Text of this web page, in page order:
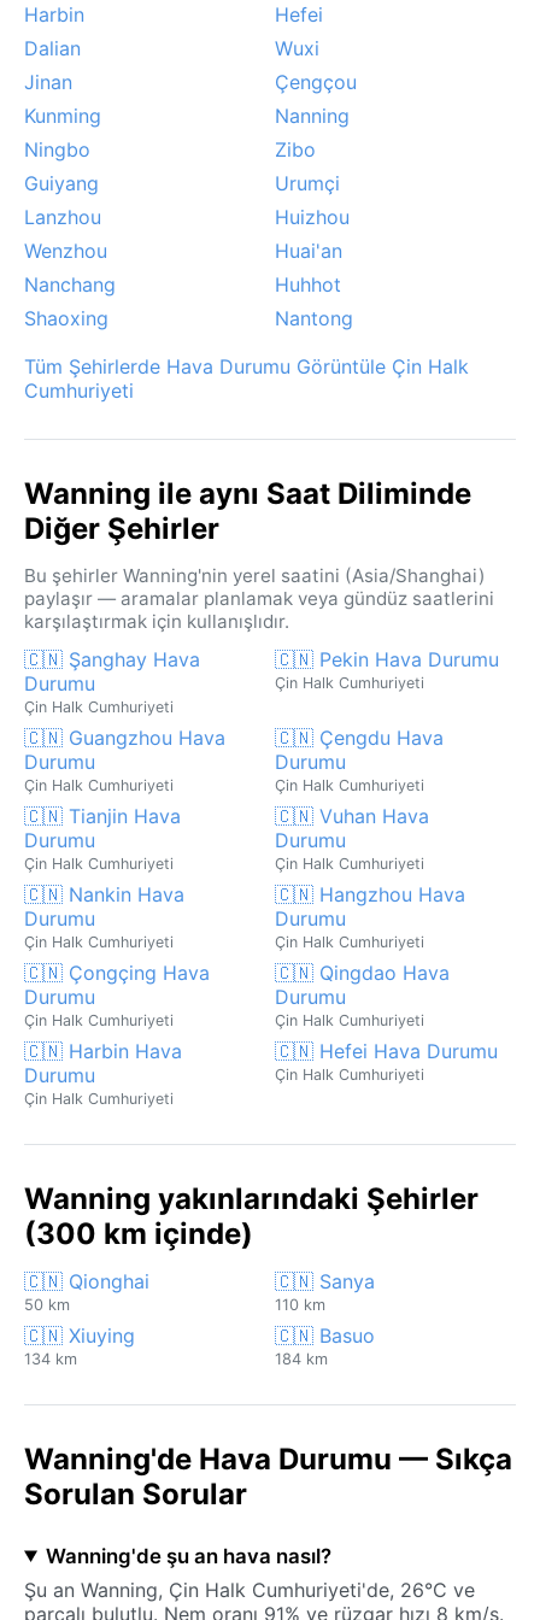
isteyenler için kış ve ilkbahar, bu tropikal cennetin
tadını çıkarmak için en uygun mevsimlerdir.
Harbin
Hefei
Dalian
Wuxi
Jinan
Çengçou
Kunming
Nanning
Ningbo
Zibo
Guiyang
Urumçi
Lanzhou
Huizhou
Wenzhou
Huai'an
Nanchang
Huhhot
Shaoxing
Nantong
Tüm Şehirlerde Hava Durumu Görüntüle Çin Halk
Cumhuriyeti
Wanning ile aynı Saat Diliminde
Diğer Şehirler
Bu şehirler Wanning'nin yerel saatini (Asia/Shanghai)
paylaşır — aramalar planlamak veya gündüz saatlerini
karşılaştırmak için kullanışlıdır.
🇨🇳 Şanghay Hava
Durumu
Çin Halk Cumhuriyeti
🇨🇳 Pekin Hava Durumu
Çin Halk Cumhuriyeti
🇨🇳 Guangzhou Hava
Durumu
Çin Halk Cumhuriyeti
🇨🇳 Çengdu Hava
Durumu
Çin Halk Cumhuriyeti
🇨🇳 Tianjin Hava
Durumu
Çin Halk Cumhuriyeti
🇨🇳 Vuhan Hava
Durumu
Çin Halk Cumhuriyeti
🇨🇳 Nankin Hava
Durumu
Çin Halk Cumhuriyeti
🇨🇳 Hangzhou Hava
Durumu
Çin Halk Cumhuriyeti
🇨🇳 Çongçing Hava
Durumu
Çin Halk Cumhuriyeti
🇨🇳 Qingdao Hava
Durumu
Çin Halk Cumhuriyeti
🇨🇳 Harbin Hava
Durumu
Çin Halk Cumhuriyeti
🇨🇳 Hefei Hava Durumu
Çin Halk Cumhuriyeti
Wanning yakınlarındaki Şehirler
(300 km içinde)
🇨🇳 Qionghai
50 km
🇨🇳 Sanya
110 km
🇨🇳 Xiuying
134 km
🇨🇳 Basuo
184 km
Wanning'de Hava Durumu — Sıkça
Sorulan Sorular
Wanning'de şu an hava nasıl?
Şu an Wanning, Çin Halk Cumhuriyeti'de, 26°C ve
parçalı bulutlu. Nem oranı 91% ve rüzgar hızı 8 km/s.